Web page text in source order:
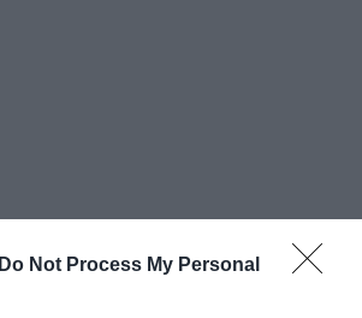
Do Not Process My Personal